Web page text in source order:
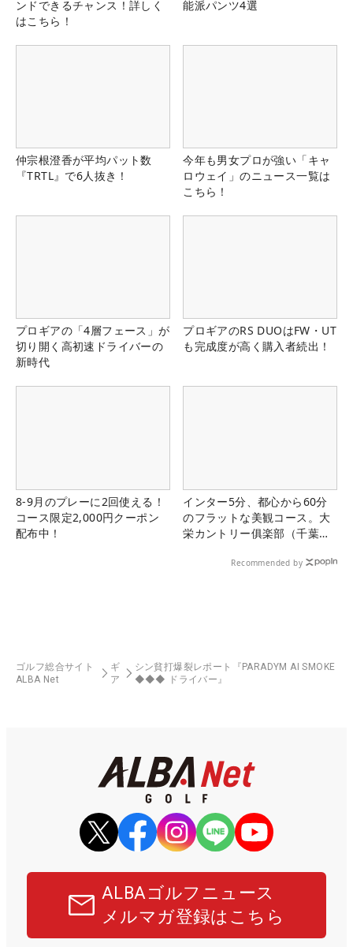
ンドできるチャンス！詳しく
はこちら！
能派パンツ4選
仲宗根澄香が平均パット数
『TRTL』で6人抜き！
今年も男女プロが強い「キャ
ロウェイ」のニュース一覧は
こちら！
プロギアの「4層フェース」が
切り開く高初速ドライバーの
新時代
プロギアのRS DUOはFW・UT
も完成度が高く購入者続出！
8-9月のプレーに2回使える！
コース限定2,000円クーポン
配布中！
インター5分、都心から60分
のフラットな美観コース。大
栄カントリー俱楽部（千葉
Recommended by
ゴルフ総合サイト
ALBA Net
ギ
ア
シン貧打爆裂レポート『PARADYM AI SMOKE
◆◆◆ ドライバー』
ALBAゴルフニュース
メルマガ登録はこちら